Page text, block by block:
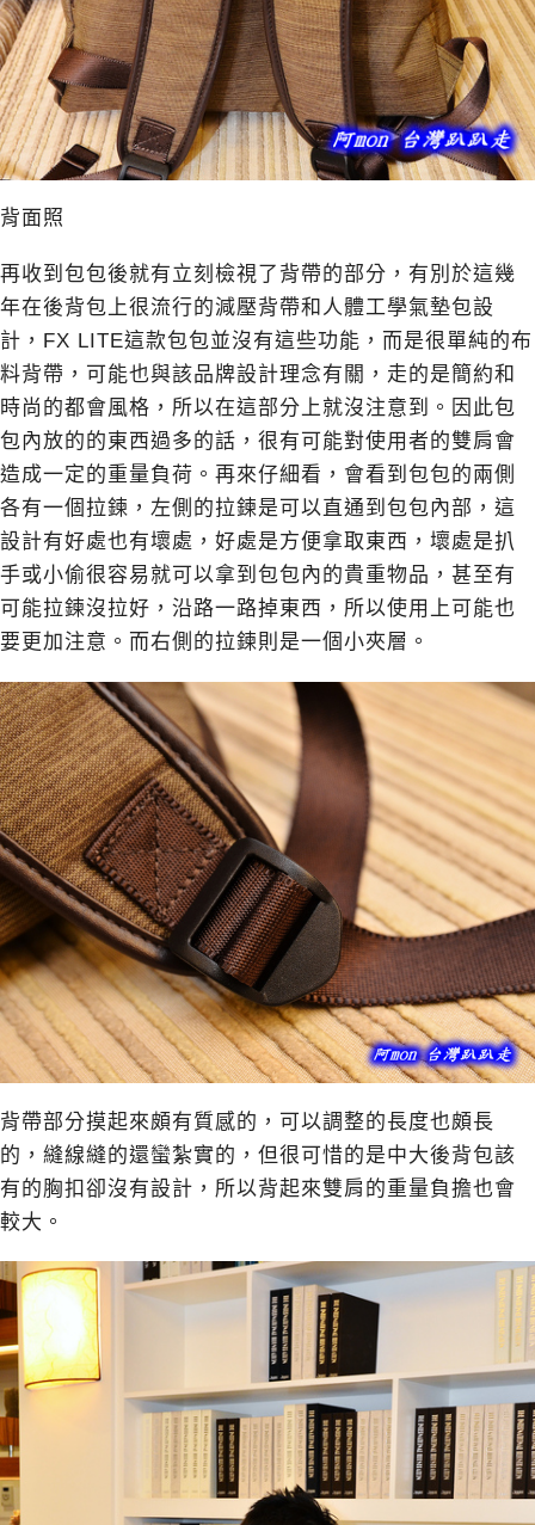
背面照
再收到包包後就有立刻檢視了背帶的部分，有別於這幾
年在後背包上很流行的減壓背帶和人體工學氣墊包設
計，FX LITE這款包包並沒有這些功能，而是很單純的布
料背帶，可能也與該品牌設計理念有關，走的是簡約和
時尚的都會風格，所以在這部分上就沒注意到。因此包
包內放的的東西過多的話，很有可能對使用者的雙肩會
造成一定的重量負荷。再來仔細看，會看到包包的兩側
各有一個拉鍊，左側的拉鍊是可以直通到包包內部，這
設計有好處也有壞處，好處是方便拿取東西，壞處是扒
手或小偷很容易就可以拿到包包內的貴重物品，甚至有
可能拉鍊沒拉好，沿路一路掉東西，所以使用上可能也
要更加注意。而右側的拉鍊則是一個小夾層。
背帶部分摸起來頗有質感的，可以調整的長度也頗長
的，縫線縫的還蠻紮實的，但很可惜的是中大後背包該
有的胸扣卻沒有設計，所以背起來雙肩的重量負擔也會
較大。